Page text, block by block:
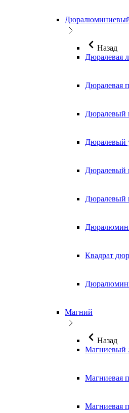
Назад
Дюралевая
Дюралевая
Дюралевый
Дюралевый
Дюралевый
Дюралевый
Квадрат
Магний
Назад
Магниевый
Магниевая
Магниевая